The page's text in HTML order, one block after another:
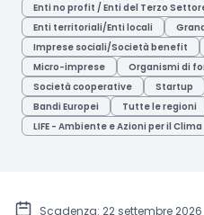
Enti no profit / Enti del Terzo
Enti territoriali/Enti locali
Imprese sociali/Società benefit
Micro-imprese
Organismi di
Società cooperative
Startup
Bandi Europei
Tutte le regioni
LIFE - Ambiente e Azioni per il Clima
Scadenza: 22 settembre 2026